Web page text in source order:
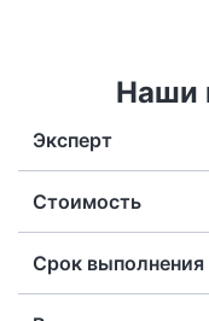
Наши
Эксперт
Стоимость
Срок выполнения